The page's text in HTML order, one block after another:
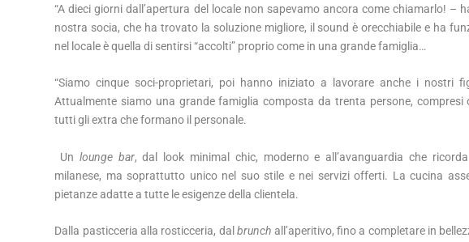
“A dieci giorni dall’apertura del locale non sapevamo ancora come chiamarlo!
nostra socia, che ha trovato la soluzione migliore, il sound è orecchiabile e ha
nel locale è quella di sentirsi “accolti” proprio come in una grande famiglia…
“Siamo cinque soci-proprietari, poi hanno iniziato a lavorare anche i nostri
Attualmente siamo una grande famiglia composta da trenta persone, compresi
tutti gli extra che formano il personale.
Un lounge bar, dal look minimal chic, moderno e all’avanguardia che
milanese, ma soprattutto unico nel suo stile e nei servizi offerti. La cucina
pietanze adatte a tutte le esigenze della clientela.
Dalla pasticceria alla rosticceria, dalbrunch all’aperitivo, fino a completare in